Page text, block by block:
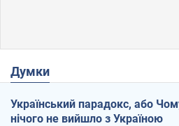
Думки
Український парадокс, або
нічого не вийшло з Україною